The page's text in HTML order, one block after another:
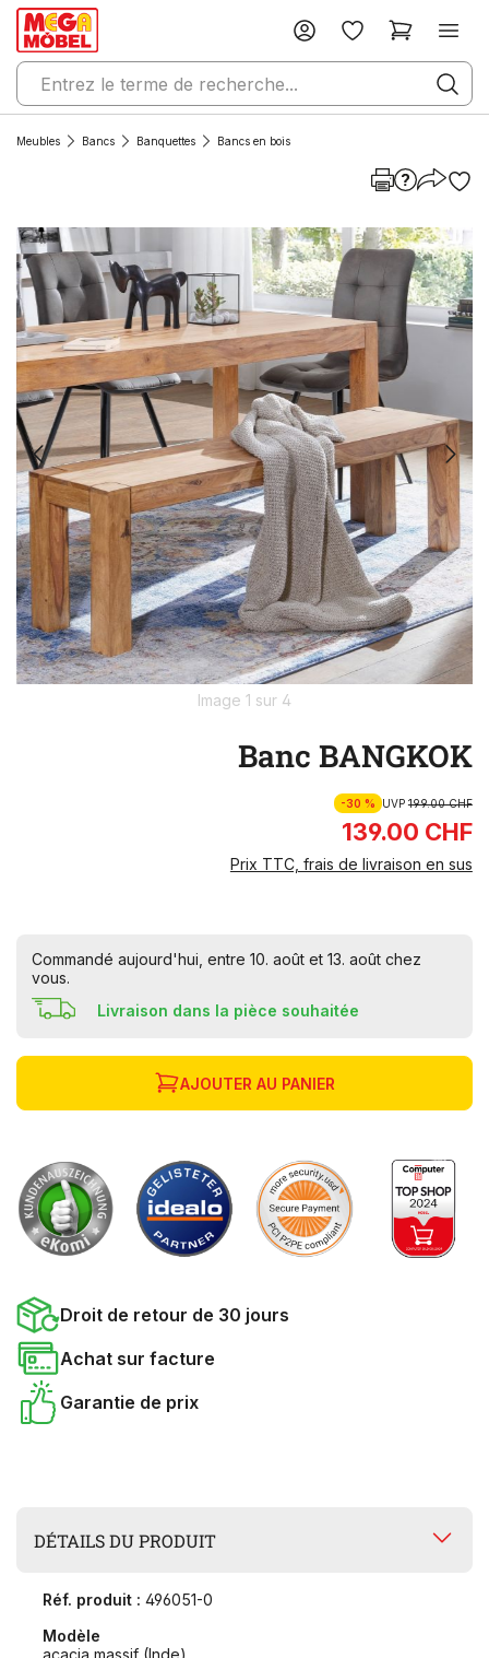
Meubles Bancs Banquettes Bancs en bois
Image 1 sur 4
Banc BANGKOK
-30 % UVP199.00 CHF
139.00 CHF
Prix TTC, frais de livraison en sus
Commandé aujourd'hui, entre 10. août et 13. août chez
vous.
Livraison dans la pièce souhaitée
AJOUTER AU PANIER
Droit de retour de 30 jours
Achat sur facture
Garantie de prix
DÉTAILS DU PRODUIT
Réf. produit : 496051-0
Modèle